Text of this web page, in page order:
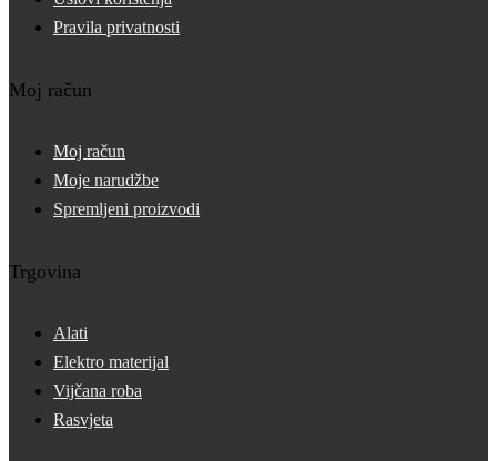
Pravila privatnosti
Moj račun
Moj račun
Moje narudžbe
Spremljeni proizvodi
Trgovina
Alati
Elektro materijal
Vijčana roba
Rasvjeta